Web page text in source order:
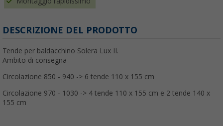
DESCRIZIONE DEL PRODOTTO
Tende per baldacchino Solera Lux II.
Ambito di consegna
Circolazione 850 - 940 -> 6 tende 110 x 155 cm
Circolazione 970 - 1030 -> 4 tende 110 x 155 cm e 2 tende 140 x
155 cm